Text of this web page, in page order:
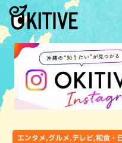
エンタメ,グルメ,テレビ,和食・